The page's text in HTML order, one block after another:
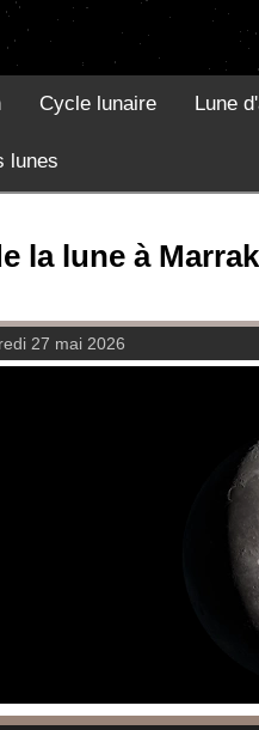
Cycle lunaire Lune
lunes
la lune à
27 mai 2026